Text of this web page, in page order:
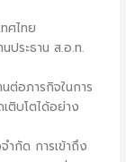
ศไทย
ประธาน ส.อ.ท.
ต่อภารกิจในการ
ติบโตได้อย่าง
ำกัด การเข้าถึง